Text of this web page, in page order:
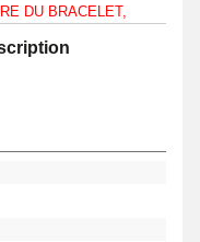
DU BRACELET,
VOTRE MONTRE
DIESEL OU
d'un boîtier d'une
de 22mm
usé ou
en cuir